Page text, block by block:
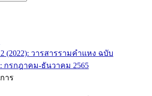
(2022): วารสารรามคำแหง ฉบับ
กรกฎาคม-ธันวาคม 2565
าร